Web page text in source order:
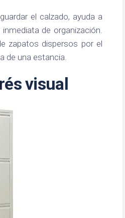
el calzado, ayuda a
de organización.
zapatos dispersos por el
de una estancia.
visual